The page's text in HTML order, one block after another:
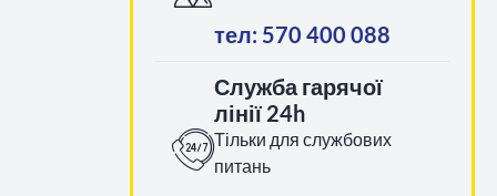
тел: 570 400 088
Служба гарячої
лінії 24h
Тільки для службових
питань